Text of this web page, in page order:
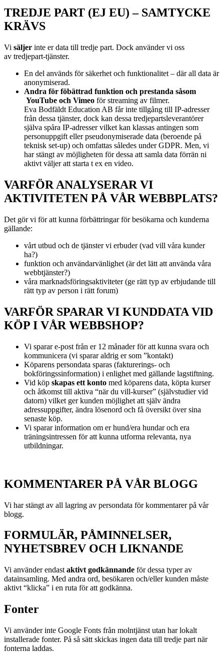
TREDJE PART (EJ EU) – SAMTYCKE
KRÄVS
Vi säljer inte er data till tredje part. Dock använder vi oss
av tredjepart-tjänster.
En del används för säkerhet och funktionalitet – där all data är
anonymiserad.
Andra för föbättrad funktion och prestanda såsom
YouTube och Vimeo för streaming av filmer.
Eva Bodfäldt Education AB får inte tillgång till IP-adresser
från dessa tjänster, dock kan dessa tredjepartsleverantörer
själva spåra IP-adresser vilket kan klassas antingen som
personuppgift eller pseudonymiserade data (beroende på
teknisk set-up) och omfattas således under GDPR. Men, vi
har stängt av möjligheten för dessa att samla data förrän ni
aktivt väljer att starta t ex en video.
VARFÖR ANALYSERAR VI
AKTIVITETEN PÅ VÅR WEBBPLATS?
Det gör vi för att kunna förbättringar för besökarna och kunderna
gällande:
vårt utbud och de tjänster vi erbuder (vad vill våra kunder
ha?)
funktion och användarvänlighet (är det lätt att använda våra
webbtjänster?)
våra marknadsföringsaktiviteter (ge rätt typ av erbjudande till
rätt typ av person i rätt forum)
VARFÖR SPARAR VI KUNDDATA VID
KÖP I VÅR WEBBSHOP?
Vi sparar e-post från er 12 månader för att kunna svara och
kommunicera (vi sparar aldrig er som ”kontakt)
Köparens persondata sparas (fakturerings- och
bokföringssinformation) i enlighet med gällande lagstiftning.
Vid köp skapas ett konto med köparens data, köpta kurser
och åtkomst till aktiva “när du vill-kurser” (självstudier vid
datorn) vilket ger kunden möjlighet att själv ändra
adressuppgifter, ändra lösenord och få översikt över sina
senaste köp.
Vi sparar information om er hund/era hundar och era
träningsintressen för att kunna utforma relevanta, nya
utbildningar.
KOMMENTARER PÅ VÅR BLOGG
Vi har stängt av all lagring av persondata för kommentarer på vår
blogg.
FORMULÄR, PÅMINNELSER,
NYHETSBREV OCH LIKNANDE
Vi använder endast aktivt godkännande för dessa typer av
datainsamling. Med andra ord, besökaren och/eller kunden måste
aktivt “klicka” i en ruta för att godkänna.
Fonter
Vi använder inte Google Fonts från molntjänst utan har lokalt
installerade fonter. På så sätt skickas ingen data till tredje part när
fonterna laddas.